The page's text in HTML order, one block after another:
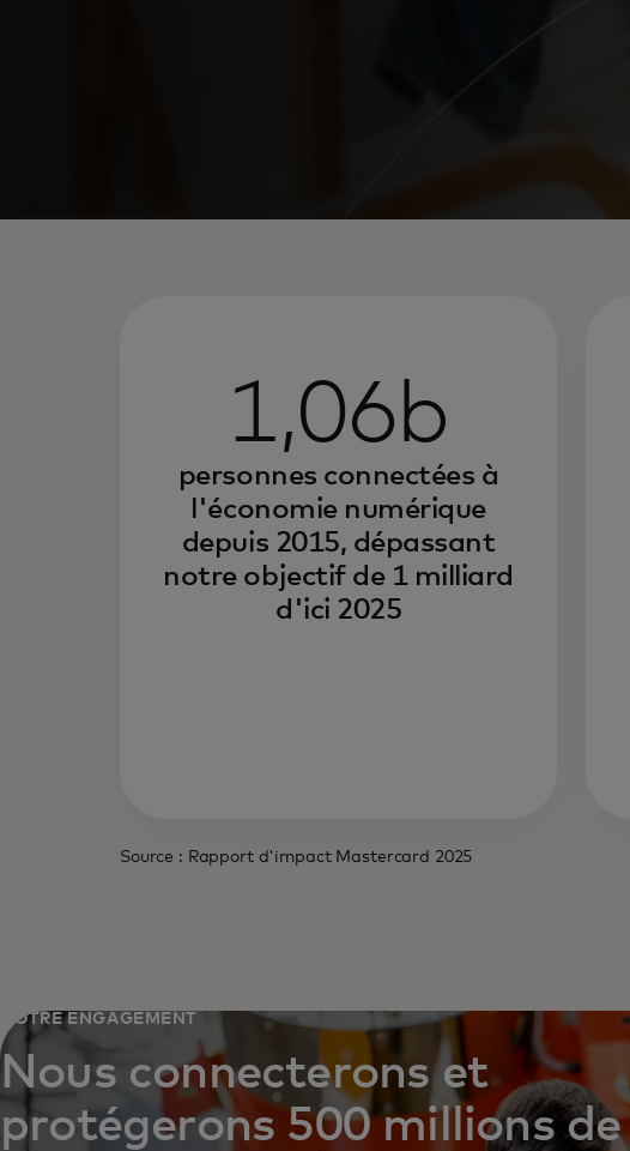
1,06b
personnes connectées à
l'économie numérique
depuis 2015, dépassant
notre objectif de 1 milliard
d'ici 2025
Source : Rapport d'impact Mastercard 2025
NOTRE ENGAGEMENT
Nous connecterons et
protégerons 500 millions de